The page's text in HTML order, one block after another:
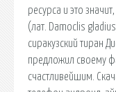
ресурса и это
(лат. Damoclis
сиракузский тиран
предложил своему
счастливейшим.